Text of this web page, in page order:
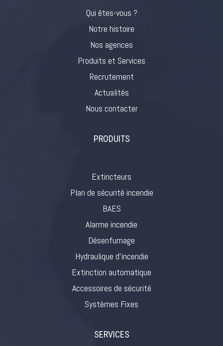
Qui êtes-vous ?
Notre histoire
Nos agences
Produits et Services
Recrutement
Actualités
Nous contacter
PRODUITS
Extincteurs
Plan de sécurité incendie
BAES
Alarme incendie
Désenfumage
Hydraulique d’incendie
Extinction automatique
Accessoires de sécurité
Systèmes Fixes
SERVICES